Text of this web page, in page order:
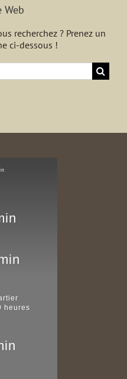
Web
recherchez ? Prenez un
ci-dessous !
heures